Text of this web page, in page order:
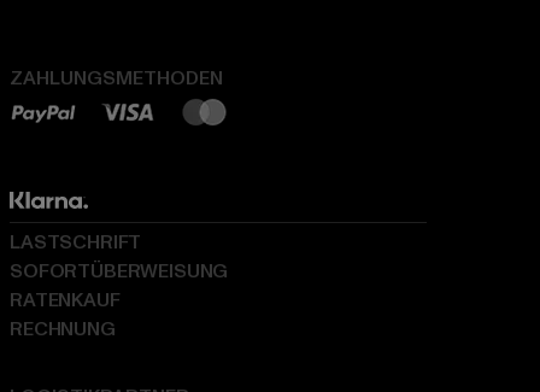
ZAHLUNGSMETHODEN
LASTSCHRIFT
SOFORTÜBERWEISUNG
RATENKAUF
RECHNUNG